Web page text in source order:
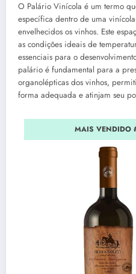
O Palário Vinícola é um termo
específica dentro de uma
envelhecidos os vinhos. Este
as condições ideais de
essenciais para o
palário é fundamental para a
organolépticas dos vinhos,
forma adequada e atinjam seu
MAIS VENDIDO